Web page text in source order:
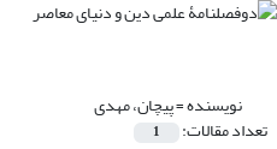
نویسنده =پیچان، مهدی
تعداد مقالات: 1